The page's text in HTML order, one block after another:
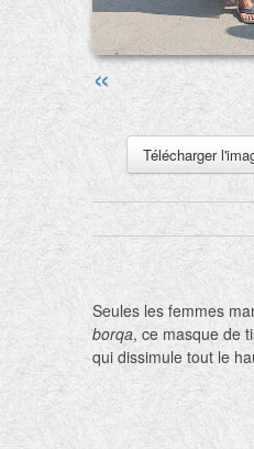
«
Télécharger
Seules les femmes
borqa, ce masque de
qui dissimule tout le